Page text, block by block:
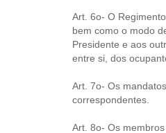
Art. 6o- O
bem como o modo
Presidente e aos
entre si, dos
Art. 7o- Os
correspondentes.
Art. 8o- Os